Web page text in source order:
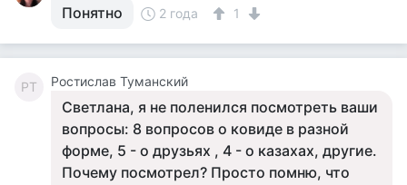
Понятно 2 года 1
РТ Ростислав Туманский
Светлана, я не поленился посмотреть ваши
вопросы: 8 вопросов о ковиде в разной
форме, 5 - о друзьях , 4 - о казахах, другие.
Почему посмотрел? Просто помню, что